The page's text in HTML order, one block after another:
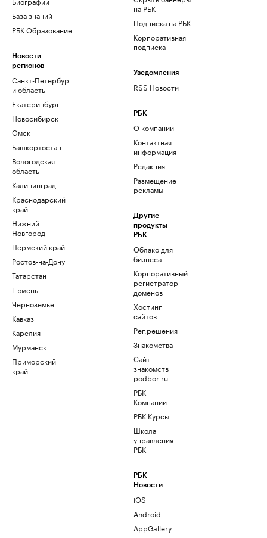
База знаний
РБК Образование
Новости
регионов
Санкт-Петербург
и область
Екатеринбург
Новосибирск
Омск
Башкортостан
Вологодская
область
Калининград
Краснодарский
край
Нижний
Новгород
Пермский край
Ростов-на-Дону
Татарстан
Тюмень
Черноземье
Кавказ
Карелия
Мурманск
Приморский
край
на РБК
Подписка на РБК
Корпоративная
подписка
Уведомления
RSS Новости
РБК
О компании
Контактная
информация
Редакция
Размещение
рекламы
Другие
продукты
РБК
Облако для
бизнеса
Корпоративный
регистратор
доменов
Хостинг
сайтов
Рег.решения
Знакомства
Сайт
знакомств
podbor.ru
РБК
Компании
РБК Курсы
Школа
управления
РБК
РБК
Новости
iOS
Android
AppGallery